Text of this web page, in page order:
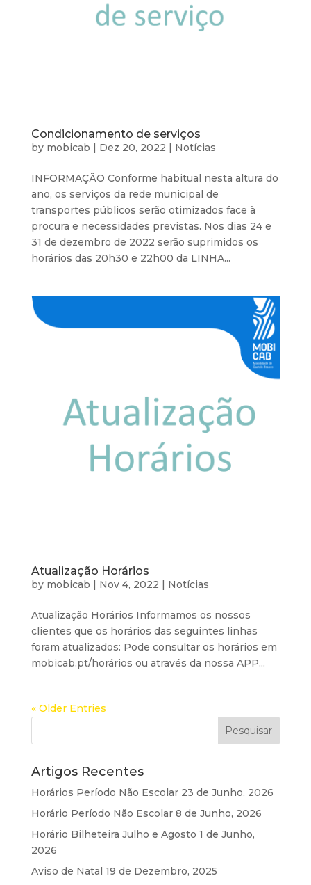
Condicionamento de serviços
by mobicab | Dez 20, 2022 | Notícias
INFORMAÇÃO Conforme habitual nesta altura do
ano, os serviços da rede municipal de
transportes públicos serão otimizados face à
procura e necessidades previstas. Nos dias 24 e
31 de dezembro de 2022 serão suprimidos os
horários das 20h30 e 22h00 da LINHA...
Atualização Horários
by mobicab Nov 4, 2022 Notícias
Atualização Horários Informamos os nossos
clientes que os horários das seguintes linhas
foram atualizados: Pode consultar os horários em
mobicab.pt/horários ou através da nossa APP...
« Older Entries
Artigos Recentes
Horários Período Não Escolar 23 de Junho, 2026
Horário Período Não Escolar 8 de Junho, 2026
Horário Bilheteira Julho e Agosto 1 de Junho,
2026
Aviso de Natal 19 de Dezembro, 2025